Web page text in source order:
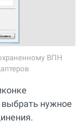
ВПН
выбрать нужное